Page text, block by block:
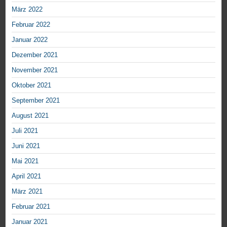
März 2022
Februar 2022
Januar 2022
Dezember 2021
November 2021
Oktober 2021
September 2021
August 2021
Juli 2021
Juni 2021
Mai 2021
April 2021
März 2021
Februar 2021
Januar 2021